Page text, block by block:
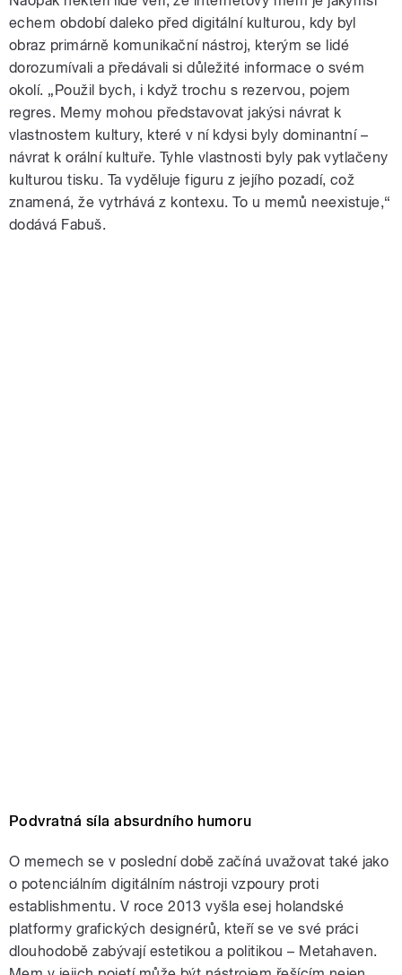
echem období daleko před digitální kulturou, kdy byl
obraz primárně komunikační nástroj, kterým se lidé
dorozumívali a předávali si důležité informace o svém
okolí. „Použil bych, i když trochu s rezervou, pojem
regres. Memy mohou představovat jakýsi návrat k
vlastnostem kultury, které v ní kdysi byly dominantní –
návrat k orální kultuře. Tyhle vlastnosti byly pak vytlačeny
kulturou tisku. Ta vyděluje figuru z jejího pozadí, což
znamená, že vytrhává z kontexu. To u memů neexistuje,“
dodává Fabuš.
Podvratná síla absurdního humoru
O memech se v poslední době začíná uvažovat také jako
o potenciálním digitálním nástroji vzpoury proti
establishmentu. V roce 2013 vyšla esej holandské
platformy grafických designérů, kteří se ve své práci
dlouhodobě zabývají estetikou a politikou – Metahaven.